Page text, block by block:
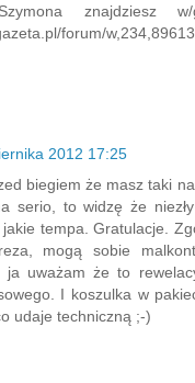
znajdziesz
forum/
2012 17:25
biegiem że masz taki
serio, to widzę że
tempa. Gratulacje.
mogą sobie
ja uważam że to
I koszulka w
udaje techniczną ;-)